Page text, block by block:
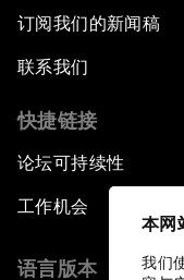
本网
我们
订阅我们的新闻稿
联系我们
快捷链接
论坛可持续性
工作机会
语言版本